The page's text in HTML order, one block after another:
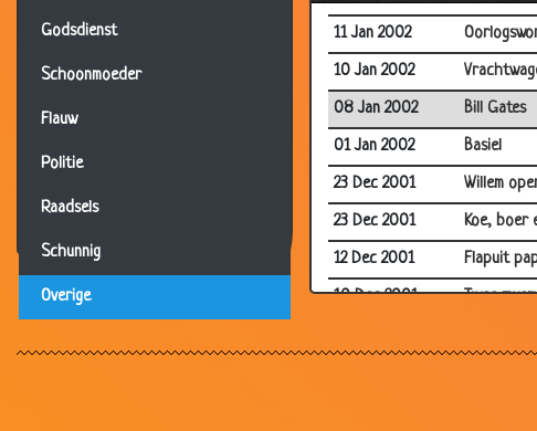
Godsdienst
Schoonmoeder
Flauw
Politie
Raadsels
Schunnig
Overige
11 Jan 2002
10 Jan 2002
08 Jan 2002
Bill Gates
01 Jan 2002
Basiel
23 Dec 2001
Willem
23 Dec 2001
Koe, boer
12 Dec 2001
Flapuit
10 Dec 2001
Twee